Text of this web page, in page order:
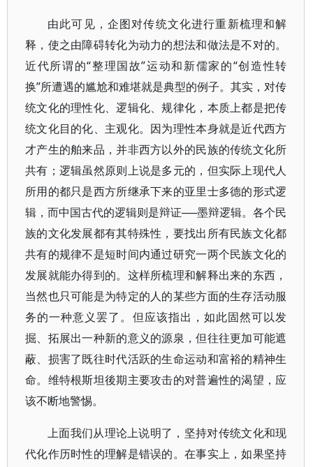
由此可见，企图对传统文化进行重新梳理和解
释，使之由障碍转化为动力的想法和做法是不对的。
近代所谓的“整理国故”运动和新儒家的“创造性转
换”所遭遇的尴尬和难堪就是典型的例子。其实，对传
统文化的理性化、逻辑化、规律化，本质上都是把传
统文化目的化、主观化。因为理性本身就是近代西方
才产生的舶来品，并非西方以外的民族的传统文化所
共有；逻辑虽然原则上说是多元的，但实际上现代人
所用的都只是西方所继承下来的亚里士多德的形式逻
辑，而中国古代的逻辑则是辩证──墨辩逻辑。各个民
族的文化发展都有其特殊性，要找出所有民族文化都
共有的规律不是短时间内通过研究一两个民族文化的
发展就能办得到的。这样所梳理和解释出来的东西，
当然也只可能是为特定的人的某些方面的生存活动服
务的一种意义罢了。但应该指出，如此固然可以发
掘、拓展出一种新的意义的源泉，但往往更加可能遮
蔽、损害了既往时代活跃的生命运动和富裕的精神生
命。维特根斯坦後期主要攻击的对普遍性的渴望，应
该不断地警惕。
上面我们从理论上说明了，坚持对传统文化和现
代化作历时性的理解是错误的。在事实上，如果坚持